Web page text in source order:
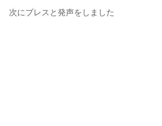
次にブレスと発声をしました